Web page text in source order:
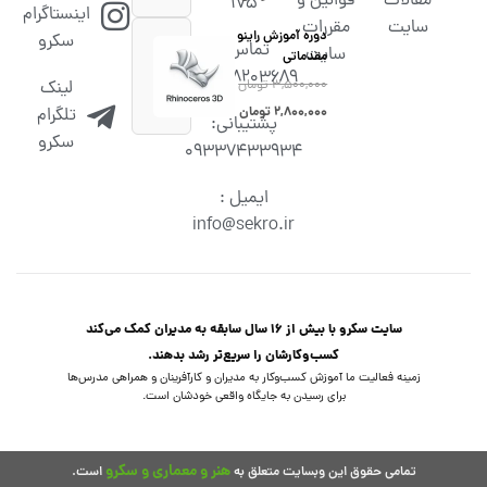
سایت
مقررات
سایت
تماس :
02538203689
پشتیبانی:
09337433934
ایمیل :
info@sekro.ir
دوره آموزش راینو
مقدماتی
۳,۵۰۰,۰۰۰تومان
۲,۸۰۰,۰۰۰تومان
اینستاگرام
سکرو
لینک
تلگرام
سکرو
سایت سکرو با بیش از 16 سال سابقه به مدیران کمک می‌کند
کسب‌و‌کارشان را سریع‌تر رشد بدهند.
زمینه فعالیت ما آموزش کسب‌وکار به مدیران و کارآفرینان و همراهی مدرس‌ها
برای رسیدن به جایگاه واقعی خودشان است.
تمامی حقوق این وبسایت متعلق بههنر و معماری و سکرو است.